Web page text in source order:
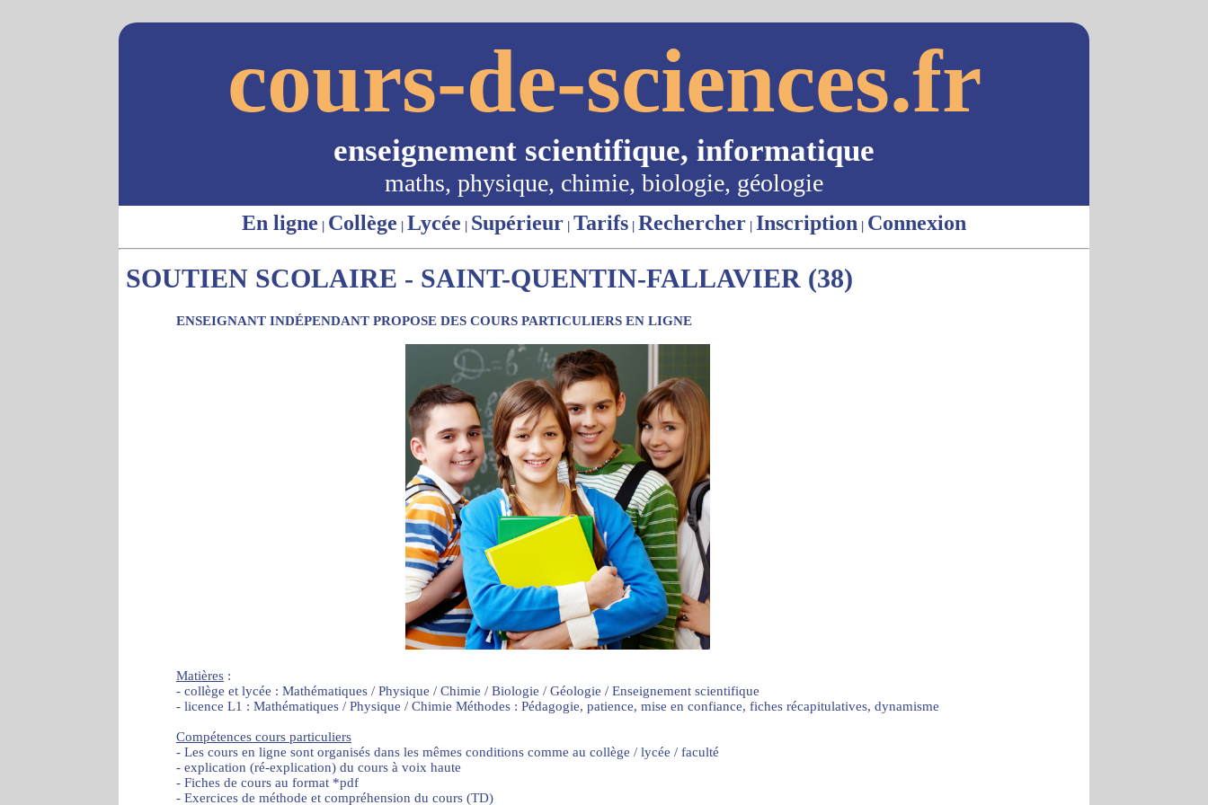
cours-de-sciences.fr
enseignement scientifique, informatique
maths, physique, chimie, biologie, géologie
En ligne | Collège | Lycée | Supérieur | Tarifs | Rechercher | Inscription | Connexion
SOUTIEN SCOLAIRE - SAINT-QUENTIN-FALLAVIER (38)
ENSEIGNANT INDÉPENDANT PROPOSE DES COURS PARTICULIERS EN LIGNE
Matières :
- collège et lycée : Mathématiques / Physique / Chimie / Biologie / Géologie / Enseignement scientifique
- licence L1 : Mathématiques / Physique / Chimie Méthodes : Pédagogie, patience, mise en confiance, fiches récapitulatives, dynamisme
Compétences cours particuliers
- Les cours en ligne sont organisés dans les mêmes conditions comme au collège / lycée / faculté
- explication (ré-explication) du cours à voix haute
- Fiches de cours au format *pdf
- Exercices de méthode et compréhension du cours (TD)